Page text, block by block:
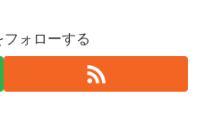
ォローする